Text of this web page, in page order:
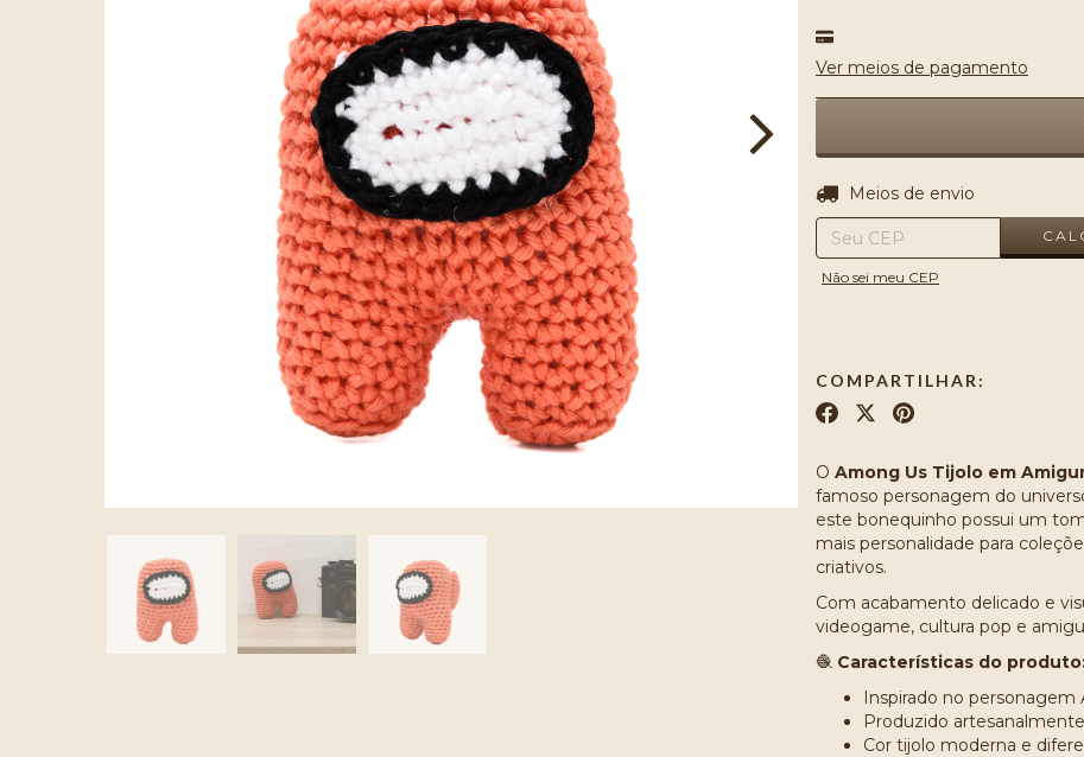
Ver meios de pagamento
Entregas para o CEP:
Meios de envio
Não sei meu CEP
COMPARTILHAR:
O Among Us Tijolo em
famoso personagem do
este bonequinho possui um
mais personalidade para
criativos.
Com acabamento delicado e
videogame, cultura pop e
🧶 Características do
Inspirado no personagem
Produzido
Cor tijolo moderna e